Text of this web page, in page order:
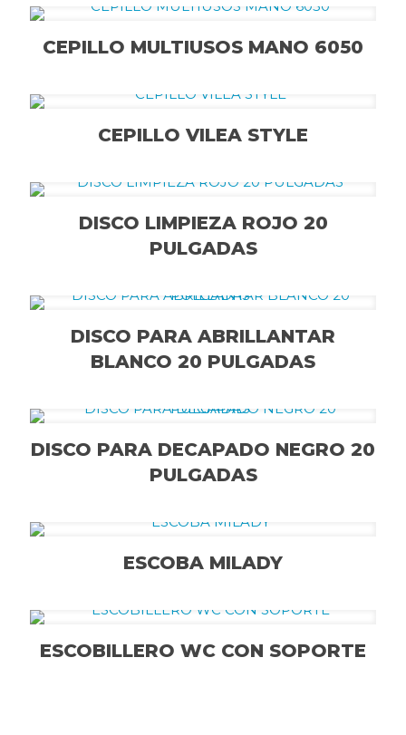
CEPILLO MULTIUSOS MANO 6050
CEPILLO VILEA STYLE
DISCO LIMPIEZA ROJO 20
PULGADAS
DISCO PARA ABRILLANTAR
BLANCO 20 PULGADAS
DISCO PARA DECAPADO NEGRO 20
PULGADAS
ESCOBA MILADY
ESCOBILLERO WC CON SOPORTE